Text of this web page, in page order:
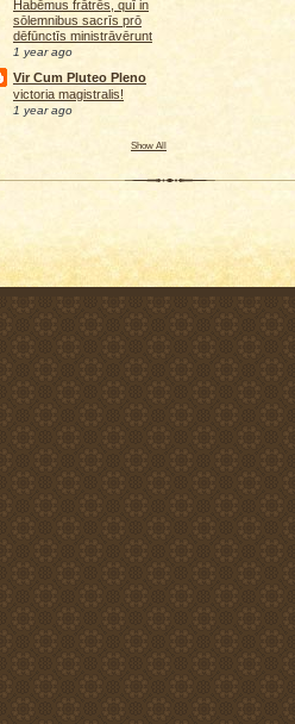
Habēmus frātrēs, quī in
sōlemnibus sacrīs prō
dēfūnctīs ministrāvērunt
1 year ago
Vir Cum Pluteo Pleno
victoria magistralis!
1 year ago
Show All